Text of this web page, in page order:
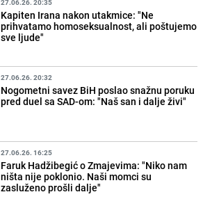
27.06.26. 20:35
Kapiten Irana nakon utakmice: "Ne
prihvatamo homoseksualnost, ali poštujemo
sve ljude"
27.06.26. 20:32
Nogometni savez BiH poslao snažnu poruku
pred duel sa SAD-om: "Naš san i dalje živi"
27.06.26. 16:25
Faruk Hadžibegić o Zmajevima: "Niko nam
ništa nije poklonio. Naši momci su
zasluženo prošli dalje"